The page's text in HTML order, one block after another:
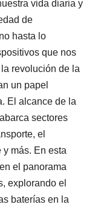
vida diaria y
de
hasta lo
que nos
revolución de la
un papel
El alcance de la
sectores
el
más. En esta
el panorama
explorando el
baterías en la